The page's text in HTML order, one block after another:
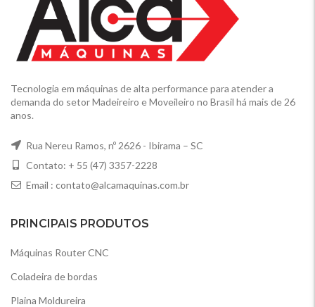
Tecnologia em máquinas de alta performance para atender a
demanda do setor Madeireiro e Moveileiro no Brasil há mais de 26
anos.
Rua Nereu Ramos, nº 2626 - Ibirama – SC
Contato: + 55 (47) 3357-2228
Email : contato@alcamaquinas.com.br
PRINCIPAIS PRODUTOS
Máquinas Router CNC
Coladeira de bordas
Plaina Moldureira